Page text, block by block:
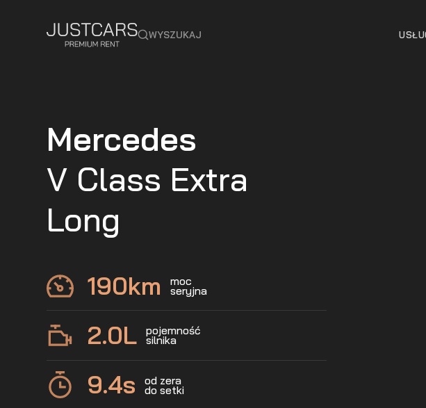
WYSZUKAJ
Mercedes
V Class Extra
Long
190km moc
seryjna
2.0L pojemność
silnika
9.4s od zera
do setki